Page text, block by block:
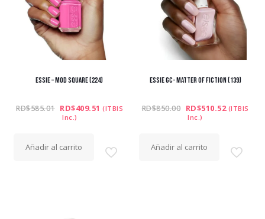
ESSIE – MOD SQUARE (224)
RD$585.01 El
precio
RD$585.01.
RD$409.51 El
(ITBIS
Inc.)
Añadir al carrito
ESSIE GC- MATTER OF FICTION (139)
RD$850.00 El
precio
RD$850.00.
RD$510.52El(ITBIS
Inc.)
Añadir al carrito